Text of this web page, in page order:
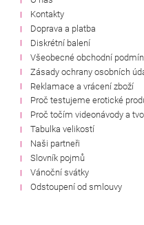
Kontakty
Doprava a platba
Diskrétní balení
Všeobecné obchodní
Zásady ochrany osobních
Reklamace a vrácení zboží
Proč testujeme erotické
Proč točím videonávody a
Tabulka velikostí
Naši partneři
Slovník pojmů
Vánoční svátky
Odstoupení od smlouvy